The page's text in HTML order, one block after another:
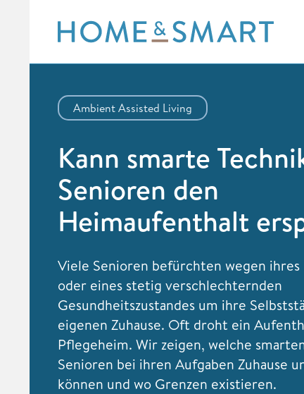
content
Ambient Assisted Living
Kann smarte
Senioren den
Heimaufenthalt
Viele Senioren befürchten wegen
oder eines stetig verschlechternden
Gesundheitszustandes um ihre
eigenen Zuhause. Oft droht ein
Pflegeheim. Wir zeigen, welche
Senioren bei ihren Aufgaben Zuhause
können und wo Grenzen existieren.